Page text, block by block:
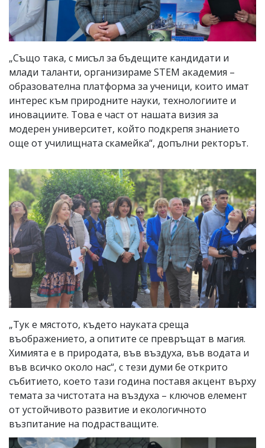
„Също така, с мисъл за бъдещите кандидати и
млади таланти, организираме STEM академия –
образователна платформа за ученици, които имат
интерес към природните науки, технологиите и
иновациите. Това е част от нашата визия за
модерен университет, който подкрепя знанието
още от училищната скамейка“, допълни ректорът.
„Тук е мястото, където науката среща
въображението, а опитите се превръщат в магия.
Химията е в природата, във въздуха, във водата и
във всичко около нас“, с тези думи бе открито
събитието, което тази година поставя акцент върху
темата за чистотата на въздуха – ключов елемент
от устойчивото развитие и екологичното
възпитание на подрастващите.